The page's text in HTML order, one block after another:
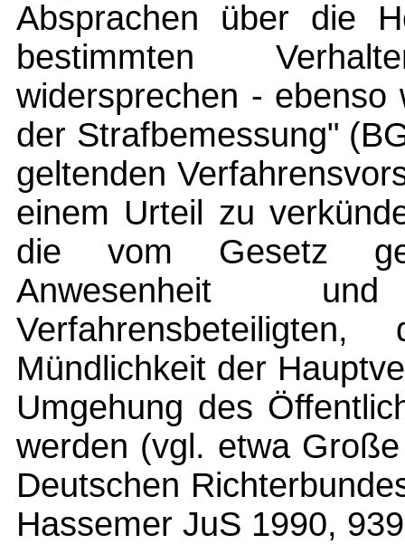
Absprachen über die
bestimmten
widersprechen - ebenso
der Strafbemessung"
geltenden
einem Urteil zu
die vom Gesetz
Anwesenheit
Mündlichkeit der
Umgehung des
werden (vgl. etwa
Deutschen
Hassemer JuS 1990,